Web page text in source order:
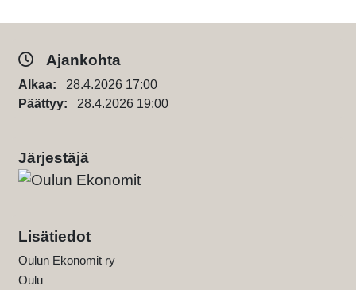
Ajankohta
Alkaa: 28.4.2026 17:00
Päättyy: 28.4.2026 19:00
Järjestäjä
Lisätiedot
Oulun Ekonomit ry
Oulu